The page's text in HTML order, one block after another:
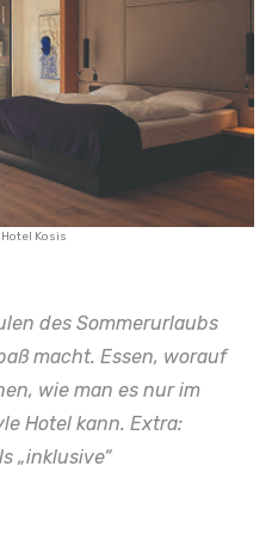
Kosis
des Sommerurlaubs
macht. Essen, worauf
wie man es nur im
Hotel kann. Extra:
„inklusive“